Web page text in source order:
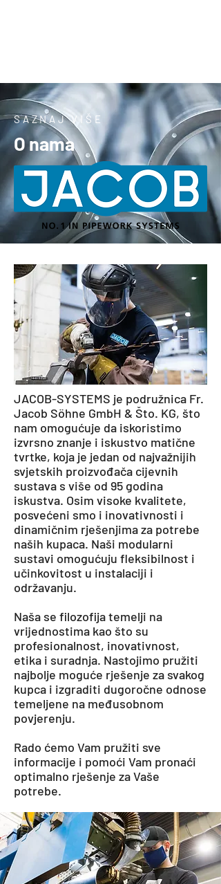
SAZNAJ VIŠE
O nama
JACOB-SYSTEMS je podružnica Fr.
Jacob Söhne GmbH & Što. KG, što
nam omogućuje da iskoristimo
izvrsno znanje i iskustvo matične
tvrtke, koja je jedan od najvažnijih
svjetskih proizvođača cijevnih
sustava s više od 95 godina
iskustva. Osim visoke kvalitete,
posvećeni smo i inovativnosti i
dinamičnim rješenjima za potrebe
naših kupaca. Naši modularni
sustavi omogućuju fleksibilnost i
učinkovitost u instalaciji i
održavanju.
Naša se filozofija temelji na
vrijednostima kao što su
profesionalnost, inovativnost,
etika i suradnja. Nastojimo pružiti
najbolje moguće rješenje za svakog
kupca i izgraditi dugoročne odnose
temeljene na međusobnom
povjerenju.
Rado ćemo Vam pružiti sve
informacije i pomoći Vam pronaći
optimalno rješenje za Vaše
potrebe.